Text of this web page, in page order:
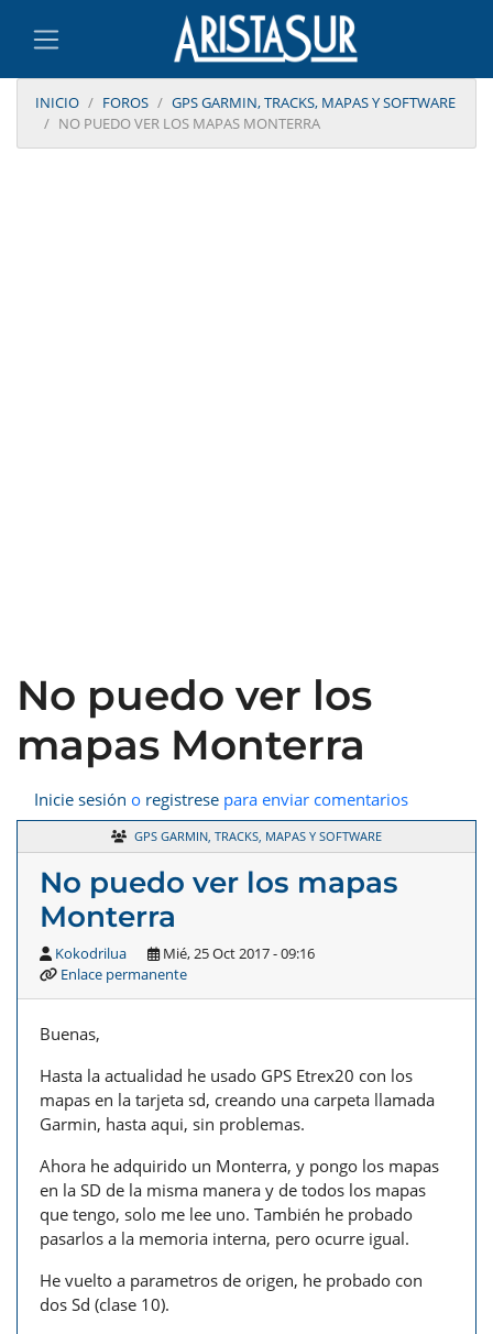
INICIO FOROS
GPS GARMIN, TRACKS, MAPAS Y SOFTWARE
NO PUEDO VER LOS MAPAS MONTERRA
No puedo ver los
mapas Monterra
Inicie sesión o registrese para enviar comentarios
GPS GARMIN, TRACKS, MAPAS Y SOFTWARE
No puedo ver los mapas
Monterra
Kokodrilua
Mié, 25 Oct 2017 - 09:16
Enlace permanente
Buenas,
Hasta la actualidad he usado GPS Etrex20 con los
mapas en la tarjeta sd, creando una carpeta llamada
Garmin, hasta aqui, sin problemas.
Ahora he adquirido un Monterra, y pongo los mapas
en la SD de la misma manera y de todos los mapas
que tengo, solo me lee uno. También he probado
pasarlos a la memoria interna, pero ocurre igual.
He vuelto a parametros de origen, he probado con
dos Sd (clase 10).